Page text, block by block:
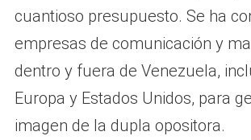
cuantioso presupuesto. Se ha
empresas de comunicación y
dentro y fuera de Venezuela,
Europa y Estados Unidos, para
imagen de la dupla opositora.